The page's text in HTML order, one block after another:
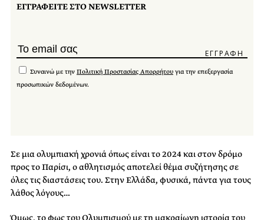
ΕΓΓΡΑΦΕΙΤΕ ΣΤΟ NEWSLETTER
Συναινώ με την Πολιτική Προστασίας Απορρήτου για την επεξεργασία
προσωπικών δεδομένων.
Σε μια ολυμπιακή χρονιά όπως είναι το 2024 και στον δρόμο
προς το Παρίσι, ο αθλητισμός αποτελεί θέμα συζήτησης σε
όλες τις διαστάσεις του. Στην Ελλάδα, φυσικά, πάντα για τους
λάθος λόγους…